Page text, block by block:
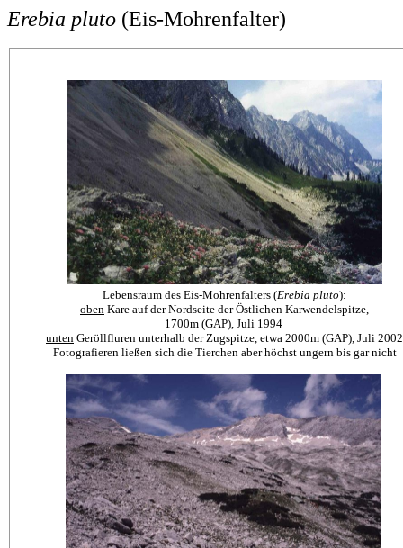
Erebia pluto (Eis-Mohrenfalter)
Lebensraum des Eis-Mohrenfalters (Erebia pluto):
oben Kare auf der Nordseite der Östlichen Karwendelspitze,
1700m (GAP), Juli 1994
unten Geröllfluren unterhalb der Zugspitze, etwa 2000m (GAP), Juli 2002
Fotografieren ließen sich die Tierchen aber höchst ungern bis gar nicht